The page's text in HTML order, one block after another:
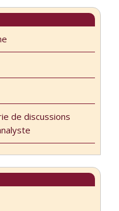
de discussions